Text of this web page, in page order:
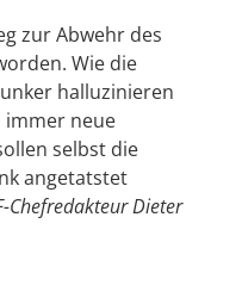
zur Abwehr des
Wie die
halluzinieren
immer neue
selbst die
angetatstet
Chefredakteur Dieter